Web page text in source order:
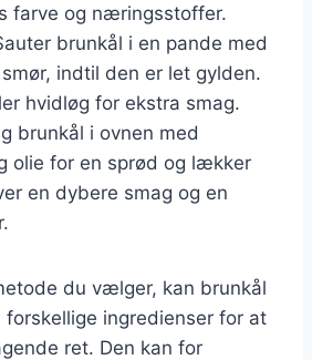
farve og næringsstoffer.
brunkål i en pande med
indtil den er let gylden.
hvidløg for ekstra smag.
brunkål i ovnen med
olie for en sprød og lækker
en dybere smag og en
du vælger, kan brunkål
forskellige ingredienser for at
ret. Den kan for